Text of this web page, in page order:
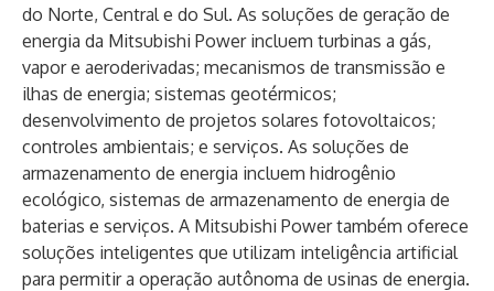
do Norte, Central e do Sul. As soluções de geração de
energia da Mitsubishi Power incluem turbinas a gás,
vapor e aeroderivadas; mecanismos de transmissão e
ilhas de energia; sistemas geotérmicos;
desenvolvimento de projetos solares fotovoltaicos;
controles ambientais; e serviços. As soluções de
armazenamento de energia incluem hidrogênio
ecológico, sistemas de armazenamento de energia de
baterias e serviços. A Mitsubishi Power também oferece
soluções inteligentes que utilizam inteligência artificial
para permitir a operação autônoma de usinas de energia.